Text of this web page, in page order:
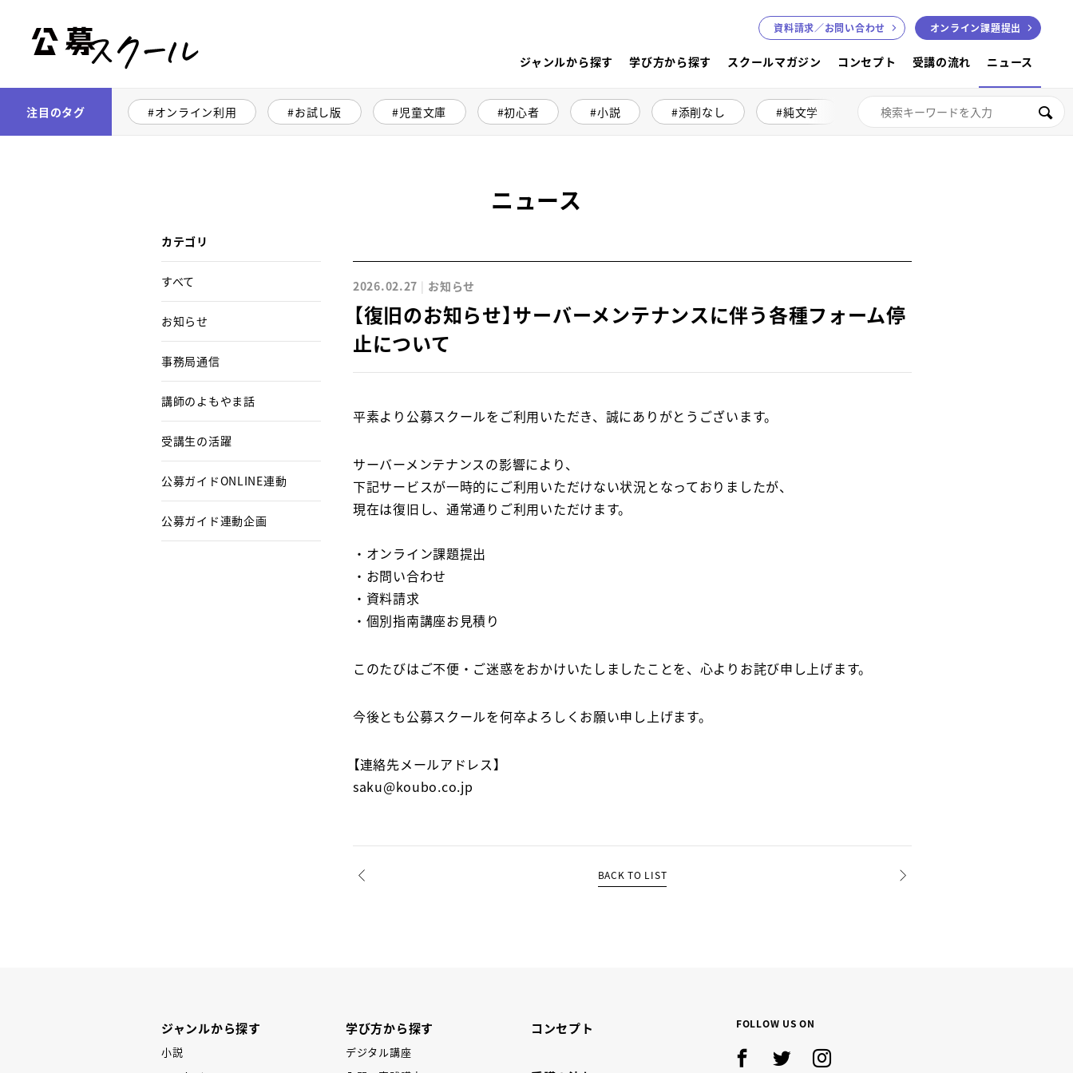
公募スクール
ジャンルから探す 学び方から探す スクールマガジン コンセプト 受講の流れ ニュース
資料請求／お問い合わせ オンライン課題提出
注目のタグ オンライン利用 お試し版 児童文庫 初心者 小説 添削なし 純文学 絵本講座 色鉛筆画
ニュース
カテゴリ
すべて
お知らせ
事務局通信
講師のよもやま話
受講生の活躍
公募ガイドONLINE連動
公募ガイド連動企画
2026.02.27 お知らせ
【復旧のお知らせ】サーバーメンテナンスに伴う各種フォーム停
止について
平素より公募スクールをご利用いただき、誠にありがとうございます。
サーバーメンテナンスの影響により、
下記サービスが一時的にご利用いただけない状況となっておりましたが、
現在は復旧し、通常通りご利用いただけます。
・オンライン課題提出
・お問い合わせ
・資料請求
・個別指南講座お見積り
このたびはご不便・ご迷惑をおかけいたしましたことを、心よりお詫び申し上げます。
今後とも公募スクールを何卒よろしくお願い申し上げます。
【連絡先メールアドレス】
saku@koubo.co.jp
BACK TO LIST
ジャンルから探す
小説
学び方から探す
デジタル講座
コンセプト FOLLOW US ON